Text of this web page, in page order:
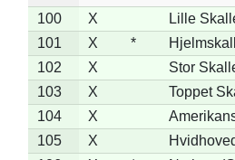
100
X
Lille
101
X *
102
X
Stor
103
X
Toppet
104
X
105
X